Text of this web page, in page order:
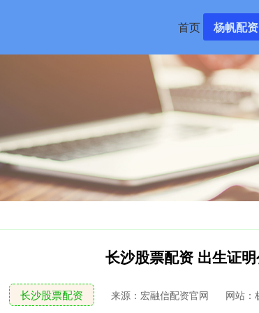
首页 杨帆配资
长沙股票配资 出生证
长沙股票配资 来源：宏融信配资官网 网站：